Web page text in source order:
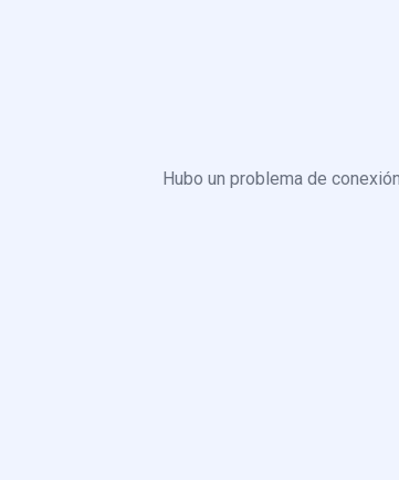
Hubo un problema de